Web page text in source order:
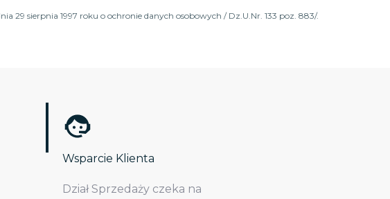
sierpnia 1997 roku o ochronie danych osobowych / Dz.U.Nr. 133 poz. 883/.
Wsparcie Klienta
Dział Sprzedaży czeka na